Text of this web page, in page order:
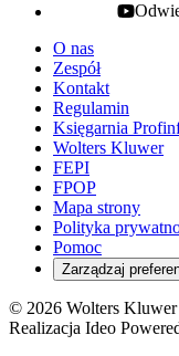
youtube -
O nas
Zespół
Kontakt
Regulamin
Księgarnia
Wolters Kluwer
FEPI
FPOP
Mapa strony
Polityka
Pomoc
Zarządzaj
© 2026 Wolters Kluwer
Realizacja Ideo